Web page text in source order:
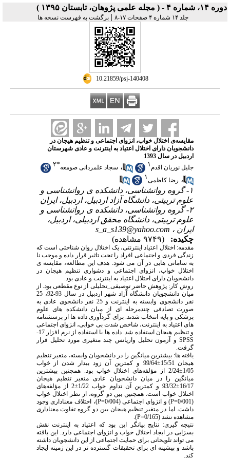
دوره ۱۴، شماره ۴ - ( مجله علمی پژوهان، تابستان ۱۳۹۵ )
جلد ۱۴ شماره ۴ صفحات ۱۷-۸ | برگشت به فهرست نسخه ها
‎ 10.21859/psj-140408
مقایسه‌ی اختلال خواب، انزوای اجتماعی و تنظیم هیجان در
دانشجویان دارای اختلال اعتیاد به اینترنت و عادی شهرستان
اردبیل در سال 1393
جلیل نوریان اقدم ۱ ، سجاد علمردانی صومعه*۲
، رضا کاظمی۱
۱- گروه روانشناسی، دانشکده ی روانشناسی و
علوم تربیتی، دانشگاه آزاد اردبیل، اردبیل، ایران
۲- گروه روانشناسی، دانشکده ی روانشناسی و
علوم تربیتی، دانشگاه محقق اردبیلی، اردبیل،
ایران ، s_a_s139@yahoo.com
چکیده:
(۹۷۴۹ مشاهده)
مقدمه: اختلال اعتیاد اینترنتی، یک اختلال روان شناختی است که
زندگی فردی و اجتماعی افراد را تحت تاثیر قرار داده و موجب نا
به سامانی هایی در آن می شود. هدف این مطالعه، مقایسه ی
اختلال خواب، انزوای اجتماعی و دشواری تنظیم هیجان در
دانشجویان دارای اختلال اعتیاد به اینترنت و عادی بود.
روش کار: پژوهش حاضر توصیفی_تحلیلی از نوع مقطعی بود. از
میان دانشجویان دانشگاه آزاد شهر اردبیل در سال 93-92، 25
نفر دانشجوی وابسته به اینترنت و 25 نفر دانشجوی عادی به
صورت تصادفی چندمرحله ای از میان دانشکده های علوم
پزشکی و پایه انتخاب شدند. برای گردآوری داده ها از پرسشنامه
های اعتیاد به اینترنت، شاخص شدت بی خوابی، انزوای اجتماعی
و تنظیم هیجان استفاده شد. داده ها با استفاده از نرم افزار 17-
SPSS و آزمون تحلیل واریانس چند متغیری مورد تحلیل قرار
گرفت.
یافته ها: بیشترین میانگین را در دانشجویان وابسته، متغیر تنظیم
هیجان 15/51±99/64 و کمترین آن زود بیدار شدن از خواب
1/05±2/24 از مؤلفه‌های اختلال خواب بود. همچنین بیشترین
میانگین را در میان دانشجویان عادی متغیر تنظیم هیجان
16/17±93/32 و کمترین آن تداوم خواب 1/22±2 از مؤلفه‌های
اختلال خواب است. همچنین بین دو گروه، از نظر اختلال خواب
(0/001=P) و انزوای اجتماعی (0/004=P)، اختلاف معناداری وجود
داشت. اما در متغیر تنظیم هیجان بین دو گروه تفاوت معناداری
مشاهده نشد (0/165=P).
نتیجه گیری: نتایج بیانگر این بود که اعتیاد به اینترنت نقش
بسزایی در ایجاد اختلال خواب و انزوای اجتماعی دارد. این یافته
می تواند تلویحاتی برای حمایت اجتماعی از این دانشجویان داشته
باشد و پیشینه ای برای تحقیقات گسترده تر در این زمینه ایجاد
کند.